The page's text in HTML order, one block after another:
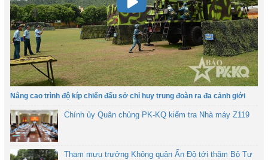
Nâng cao trình độ kíp chiến đấu sở chỉ huy trung đoàn ra đa cảnh giới
Chính ủy Quân chủng PK-KQ kiểm tra Nhà máy Z119
Tham mưu trưởng Không quân Ấn Độ tới thăm Bộ Tư